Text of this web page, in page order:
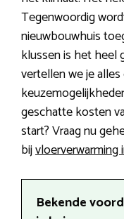
Tegenwoordig
nieuwbouwhuis
klussen is het heel
vertellen we je
geschatte kosten
start? Vraag nu
bijvloerverwarming
Bekende